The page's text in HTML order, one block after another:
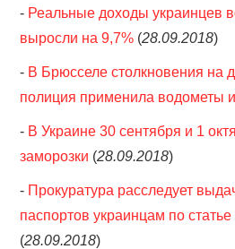
- Реальные доходы украинцев
выросли на 9,7% (28.09.2018)
- В Брюсселе столкновения на
полиция применила водометы и
- В Украине 30 сентября и 1
заморозки (28.09.2018)
- Прокуратура расследует
паспортов украинцам по
(28.09.2018)